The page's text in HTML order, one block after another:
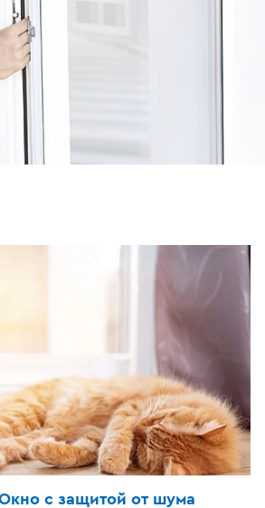
с защитой от шума